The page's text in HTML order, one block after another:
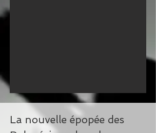
La nouvelle épopée des